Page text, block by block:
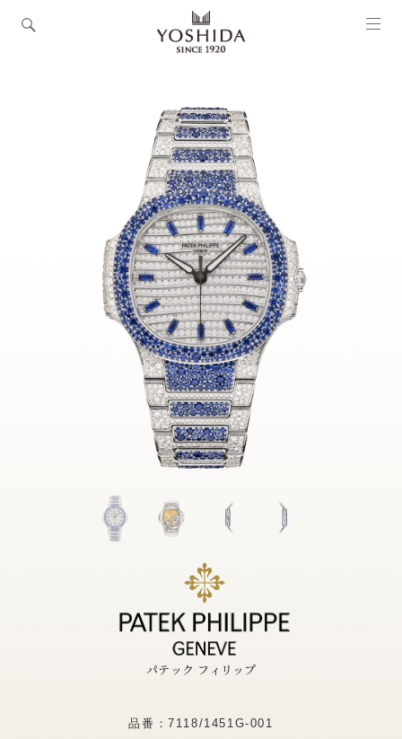
パテック フィリップ
品番：7118/1451G-001